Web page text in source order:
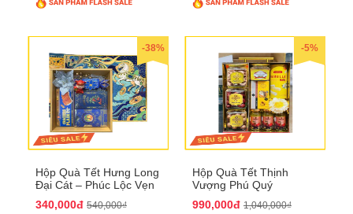
-38%
Hộp Quà Tết Hưng Long
Đại Cát – Phúc Lộc Vẹn
340,000đ 540,000₫
-5%
Hộp Quà Tết Thịnh
Vượng Phú Quý
990,000đ 1,040,000₫